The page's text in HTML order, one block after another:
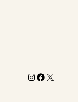
Instagram
X